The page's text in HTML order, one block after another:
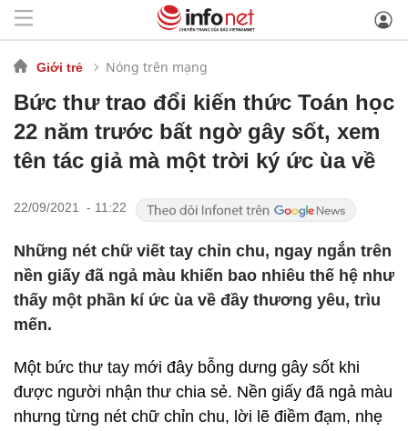
Giới trẻ Nóng trên mạng
Bức thư trao đổi kiến thức Toán học
22 năm trước bất ngờ gây sốt, xem
tên tác giả mà một trời ký ức ùa về
22/09/2021 - 11:22
Những nét chữ viết tay chỉn chu, ngay ngắn trên
nền giấy đã ngả màu khiến bao nhiêu thế hệ như
thấy một phần kí ức ùa về đầy thương yêu, trìu
mến.
Một bức thư tay mới đây bỗng dưng gây sốt khi
được người nhận thư chia sẻ. Nền giấy đã ngả màu
nhưng từng nét chữ chỉn chu, lời lẽ điềm đạm, nhẹ